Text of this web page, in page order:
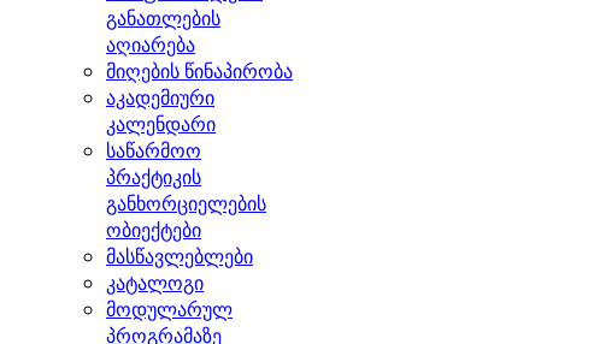
განათლების
აღიარება
მიღების წინაპირობა
აკადემიური
კალენდარი
საწარმოო
პრაქტიკის
განხორციელების
ობიექტები
მასწავლებლები
კატალოგი
მოდულარულ
პროგრამაზე